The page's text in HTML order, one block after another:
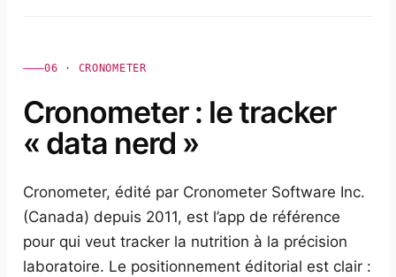
06 · CRONOMETER
Cronometer : le tracker
« data nerd »
Cronometer, édité par Cronometer Software Inc.
(Canada) depuis 2011, est l’app de référence
pour qui veut tracker la nutrition à la précision
laboratoire. Le positionnement éditorial est clair :